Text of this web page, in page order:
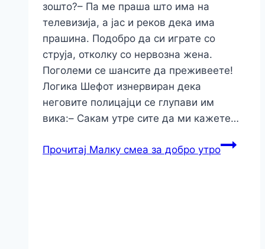
зошто?– Па ме праша што има на
телевизија, а јас и реков дека има
прашина. Подобро да си играте со
струја, отколку со нервозна жена.
Поголеми се шансите да преживеете!
Логика Шефот изнервиран дека
неговите полицајци се глупави им
вика:– Сакам утре сите да ми кажете…
Прочитај Малку смеа за добро утро